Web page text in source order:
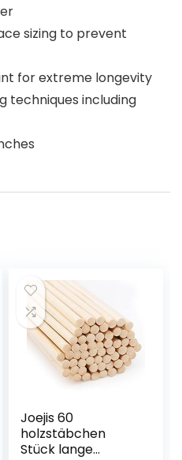
sizing to prevent
for extreme longevity
techniques including
Joejis 60
holzstäbchen
Stück lange